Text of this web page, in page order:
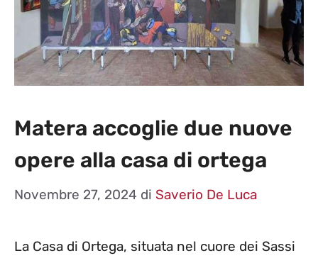
Matera accoglie due nuove
opere alla casa di ortega
Novembre 27, 2024 di Saverio De Luca
La Casa di Ortega, situata nel cuore dei Sassi